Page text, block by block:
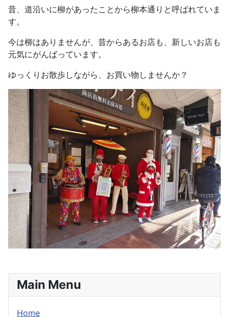
昔、道沿いに柳があったことから柳本通りと呼ばれていま
す。
今は柳はありませんが、昔からあるお店も、新しいお店も
元気にがんばっています。
ゆっくりお散歩しながら、お買い物しませんか？
Main Menu
Home